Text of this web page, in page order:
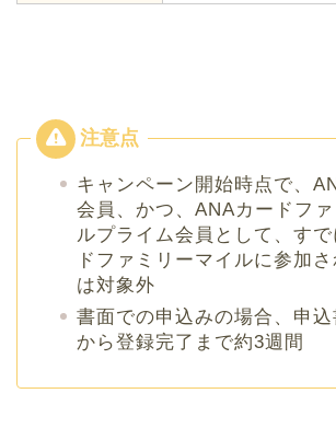
キャンペーン開始時点で、
会員、かつ、ANAカードフ
ルプライム会員として、す
ドファミリーマイルに参加
は対象外
書面での申込みの場合、申込
から登録完了まで約3週間